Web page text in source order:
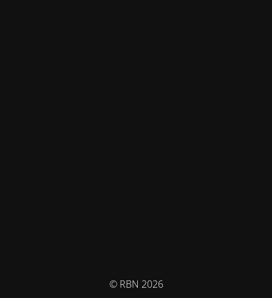
© RBN 2026